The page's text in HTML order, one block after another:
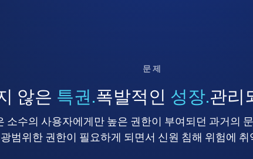
문제
않은 특권.폭발적인 성장.관리
소수의 사용자에게만 높은 권한이 부여되던 과거의
범위한 권한이 필요하게 되면서 신원 침해 위험에